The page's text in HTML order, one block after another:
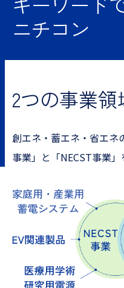
ニチコン
2つの事業領
創エネ・蓄エネ・省エネ
事業」と「NECST事業」